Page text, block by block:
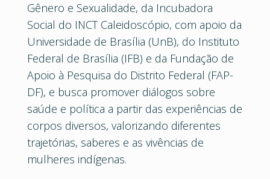
Gênero e Sexualidade, da Incubadora
Social do INCT Caleidoscópio, com apoio da
Universidade de Brasília (UnB), do Instituto
Federal de Brasília (IFB) e da Fundação de
Apoio à Pesquisa do Distrito Federal (FAP-
DF), e busca promover diálogos sobre
saúde e política a partir das experiências de
corpos diversos, valorizando diferentes
trajetórias, saberes e as vivências de
mulheres indígenas.